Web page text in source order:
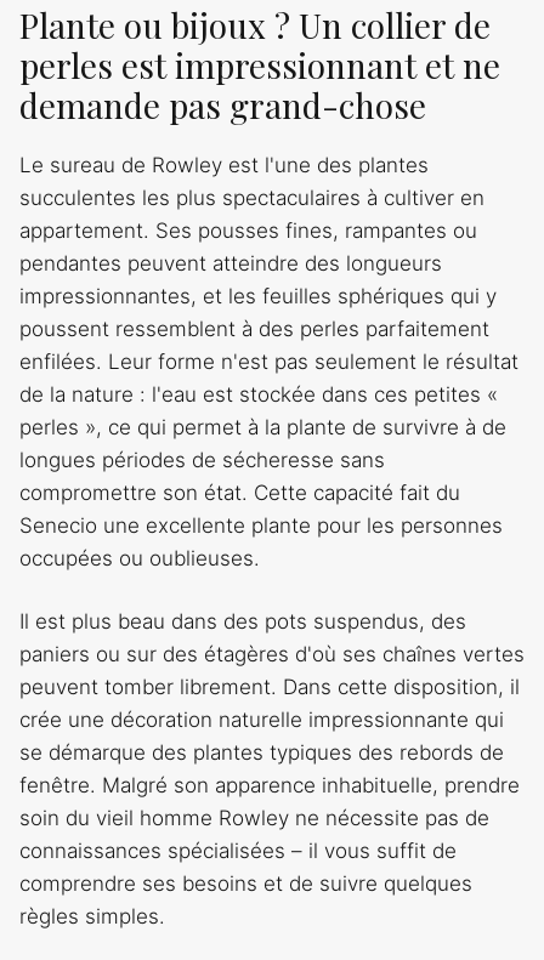
Plante ou bijoux ? Un collier de
perles est impressionnant et ne
demande pas grand-chose
Le sureau de Rowley est l'une des plantes
succulentes les plus spectaculaires à cultiver en
appartement. Ses pousses fines, rampantes ou
pendantes peuvent atteindre des longueurs
impressionnantes, et les feuilles sphériques qui y
poussent ressemblent à des perles parfaitement
enfilées. Leur forme n'est pas seulement le résultat
de la nature : l'eau est stockée dans ces petites «
perles », ce qui permet à la plante de survivre à de
longues périodes de sécheresse sans
compromettre son état. Cette capacité fait du
Senecio une excellente plante pour les personnes
occupées ou oublieuses.
Il est plus beau dans des pots suspendus, des
paniers ou sur des étagères d'où ses chaînes vertes
peuvent tomber librement. Dans cette disposition, il
crée une décoration naturelle impressionnante qui
se démarque des plantes typiques des rebords de
fenêtre. Malgré son apparence inhabituelle, prendre
soin du vieil homme Rowley ne nécessite pas de
connaissances spécialisées – il vous suffit de
comprendre ses besoins et de suivre quelques
règles simples.